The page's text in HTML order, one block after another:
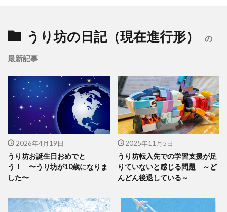
うり坊の日記（現在進行形） の
最新記事
2026年4月19日
うり坊お誕生日おめでと
う！ 〜うり坊が10歳になりま
した〜
2025年11月5日
うり坊転入先での学習支援が足
りていないと感じる問題 ～ど
んどん後退している～